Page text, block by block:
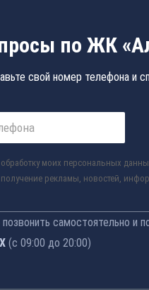
по ЖК
свой номер телефона и
моих персональных
получение рекламы, новостей,
самостоятельно и
(с 09:00 до 20:00)